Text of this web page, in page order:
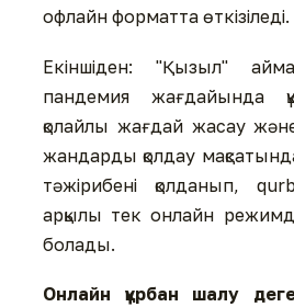
офлайн форматта өткізіледі.
Екіншіден: "Қызыл"
пандемия жағдайында
қолайлы жағдай жасау
жандарды қолдау
тәжірибені қолданып,
арқылы тек онлайн
болады.
Онлайн құрбан шалу